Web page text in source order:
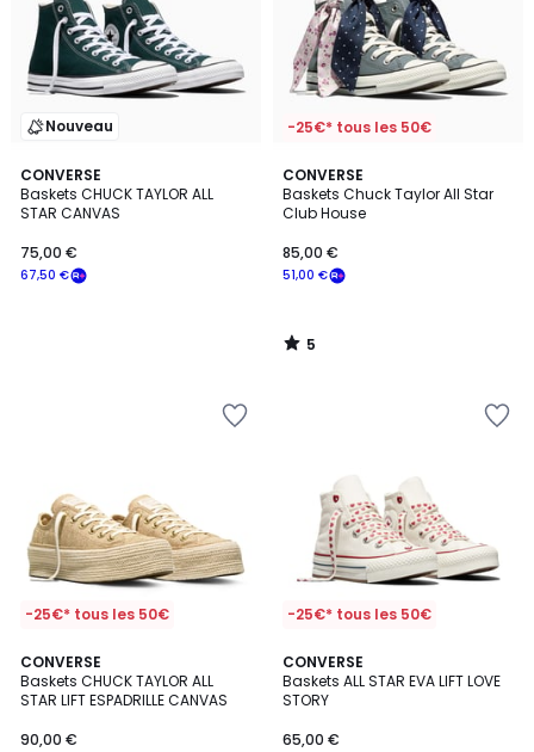
Nouveau
CONVERSE
Baskets CHUCK TAYLOR ALL
STAR CANVAS
67,50 €
75,00 €
-25€* tous les 50€
CONVERSE
Baskets Chuck Taylor All Star
Club House
51,00 €
85,00 €
5
/
5
5
/
-25€* tous les 50€
CONVERSE
Baskets CHUCK TAYLOR ALL
STAR LIFT ESPADRILLE CANVAS
90,00 €
5
/
5
-25€* tous les 50€
CONVERSE
Baskets ALL STAR EVA LIFT LOVE
STORY
65,00 €